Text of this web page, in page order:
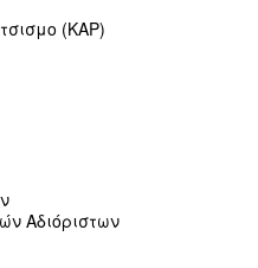
(ΚΑΡ)
Αδιόριστων